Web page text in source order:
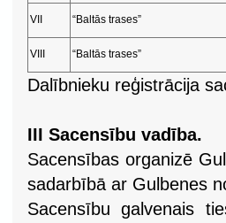
VII “Baltās trases”
VIII “Baltās trases”
Dalībnieku reģistrācija
III Sacensību vadība.
Sacensības organizē
sadarbībā ar Gulbenes
Sacensību galvenais